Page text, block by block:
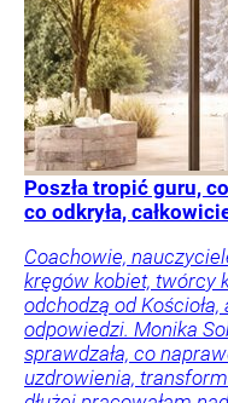
Poszła tropić guru,
co odkryła,
Coachowie,
kręgów kobiet, twórcy
odchodzą od
odpowiedzi. Monika
sprawdzała, co
uzdrowienia,